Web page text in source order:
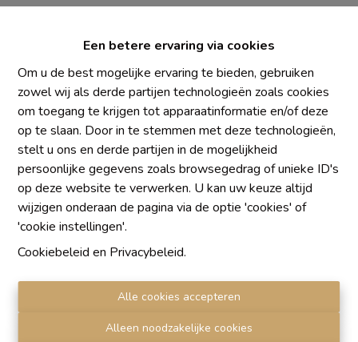
Een betere ervaring via cookies
Om u de best mogelijke ervaring te bieden, gebruiken
zowel wij als derde partijen technologieën zoals cookies
om toegang te krijgen tot apparaatinformatie en/of deze
op te slaan. Door in te stemmen met deze technologieën,
stelt u ons en derde partijen in de mogelijkheid
persoonlijke gegevens zoals browsegedrag of unieke ID's
op deze website te verwerken. U kan uw keuze altijd
wijzigen onderaan de pagina via de optie 'cookies' of
'cookie instellingen'.
Cookiebeleid en Privacybeleid.
Alle cookies accepteren
Alleen noodzakelijke cookies
Chaque agence est juridiquement et financièrement
indépendante
SRL IMMO Water Lane - TVA BE 0755330288
Agrétion I.P.I. N° 510.423
RC professionnelle et cautionnement vis AXA Belgium
N° 730.390.160
Institut professionnel des agents immobiliers, rue du
Luxembourg 16 B, 1000 Bruxelles. Le
déontologiede l'Institut professionnel des agents
Privacy statement